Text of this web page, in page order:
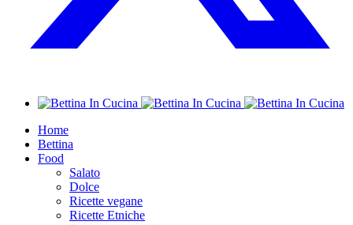
Home
Bettina
Food
Salato
Dolce
Ricette vegane
Ricette Etniche